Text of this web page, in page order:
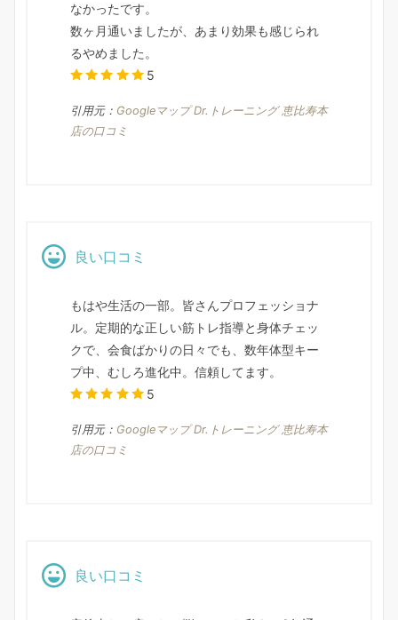
なかったです。
数ヶ月通いましたが、あまり効果も感じられ
るやめました。
5
引用元： Googleマップ Dr.トレーニング 恵比寿本
店の口コミ
良い口コミ
もはや生活の一部。皆さんプロフェッショナ
ル。定期的な正しい筋トレ指導と身体チェッ
クで、会食ばかりの日々でも、数年体型キー
プ中、むしろ進化中。信頼してます。
5
引用元： Googleマップ Dr.トレーニング 恵比寿本
店の口コミ
良い口コミ